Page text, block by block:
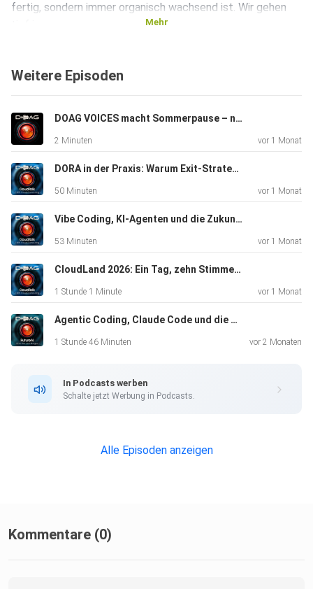
fertig, sondern immer organisch wachsend ist. Wir gehen
von
Neben Tiefgang gibt es ein spielerisches Highlight: „Tech
or
Myth“ – ein Wissens-Quiz über Technologie-Geschichten,
eine Story wahr ist und eine frei erfunden. Ratet mit – ihr
habt
Dr.
Mehr
Weitere Episoden
DOAG VOICES macht Sommerpause – nach 40 Folgen ist Zeit zum Auftanken
2 Minuten vor 1 Monat
DORA in der Praxis: Warum Exit-Strategien über die Zukunft der Cloud entscheiden – ein DOAG VOICES CloudTalk von der CloudLand 2026.
50 Minuten vor 1 Monat
Vibe Coding, KI-Agenten und die Zukunft der Softwareentwicklung – DOAG VOICES CloudTalk mit Dave König und Roland Golla
53 Minuten vor 1 Monat
CloudLand 2026: Ein Tag, zehn Stimmen, unzählige Perspektiven – das Barcamp
1 Stunde 1 Minute vor 1 Monat
Agentic Coding, Claude Code und die Zukunft der Softwareentwicklung – DOAG VOICES FutureAI
1 Stunde 46 Minuten vor 2 Monaten
In Podcasts werben
Schalte jetzt Werbung in Podcasts.
Alle Episoden anzeigen
Kommentare (0)